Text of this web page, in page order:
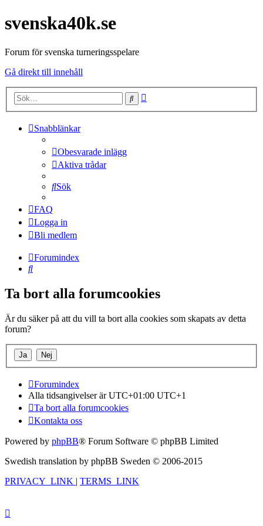
svenska40k.se
Forum för svenska turneringsspelare
Gå direkt till innehåll
Sök
Snabblänkar
Obesvarade inlägg
Aktiva trådar
Sök
FAQ
Logga in
Bli medlem
Forumindex
Sök
Ta bort alla forumcookies
Är du säker på att du vill ta bort alla cookies som skapats av detta
forum?
Forumindex
Alla tidsangivelser är UTC+01:00 UTC+1
Ta bort alla forumcookies
Kontakta oss
Powered by phpBB® Forum Software © phpBB Limited
Swedish translation by phpBB Sweden © 2006-2015
PRIVACY_LINK | TERMS_LINK